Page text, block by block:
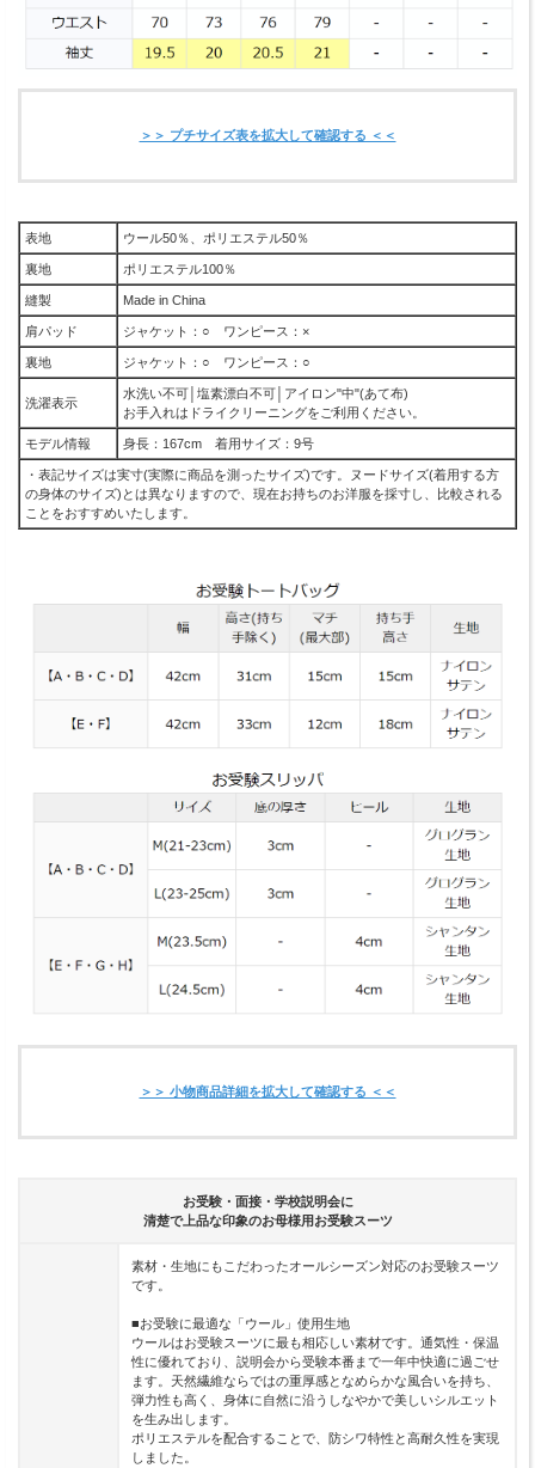
＞＞ プチサイズ表を拡大して確認する ＜＜
表地 ウール50％、ポリエステル50％
裏地 ポリエステル100％
縫製 Made in China
肩パッド ジャケット：○ ワンピース：×
裏地 ジャケット：○ ワンピース：○
洗濯表示
水洗い不可│塩素漂白不可│アイロン"中"(あて布)
お手入れはドライクリーニングをご利用ください。
モデル情報 身長：167cm 着用サイズ：9号
・表記サイズは実寸(実際に商品を測ったサイズ)です。ヌードサイズ(着用する方
の身体のサイズ)とは異なりますので、現在お持ちのお洋服を採寸し、比較される
ことをおすすめいたします。
＞＞ 小物商品詳細を拡大して確認する ＜＜
お受験・面接・学校説明会に
清楚で上品な印象のお母様用お受験スーツ
素材・生地にもこだわったオールシーズン対応のお受験スーツ
です。
■お受験に最適な「ウール」使用生地
ウールはお受験スーツに最も相応しい素材です。通気性・保温
性に優れており、説明会から受験本番まで一年中快適に過ごせ
ます。天然繊維ならではの重厚感となめらかな風合いを持ち、
弾力性も高く、身体に自然に沿うしなやかで美しいシルエット
を生み出します。
ポリエステルを配合することで、防シワ特性と高耐久性を実現
しました。